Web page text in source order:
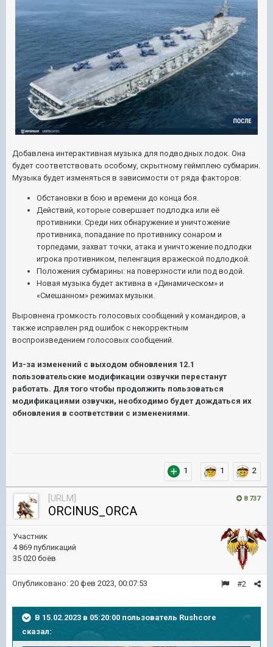
Добавлена интерактивная музыка для подводных лодок. Она
будет соответствовать особому, скрытному геймплею субмарин.
Музыка будет изменяться в зависимости от ряда факторов:
Обстановки в бою и времени до конца боя.
Действий, которые совершает подлодка или её
противники. Среди них обнаружение и уничтожение
противника, попадание по противнику сонаром и
торпедами, захват точки, атака и уничтожение подлодки
игрока противником, пеленгация вражеской подлодкой.
Положения субмарины: на поверхности или под водой.
Новая музыка будет активна в «Динамическом» и
«Смешанном» режимах музыки.
Выровнена громкость голосовых сообщений у командиров, а
также исправлен ряд ошибок с некорректным
воспроизведением голосовых сообщений.
Из-за изменений с выходом обновления 12.1
пользовательские модификации озвучки перестанут
работать. Для того чтобы продолжить пользоваться
модификациями озвучки, необходимо будет дождаться их
обновления в соответствии с изменениями.
1 1 2
8 737
[URLM]
ORClNUS_ORCA
Участник
4 869 публикаций
35 020 боёв
#2
Опубликовано: 20 фев 2023, 00:07:53
В 15.02.2023 в 05:20:00 пользователь Rushcore
сказал: